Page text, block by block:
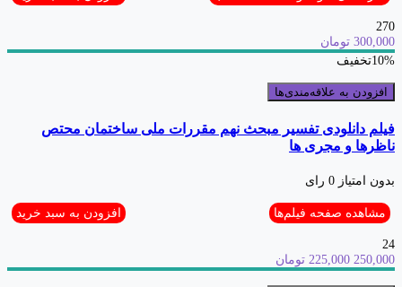
270
300,000 تومان
10%تخفیف
افزودن به علاقه‌مندی‌ها
فیلم دانلودی تفسیر مبحث نهم مقررات ملی ساختمان محتص
ناظرها و مجری ها
بدون امتیاز 0 رای
مشاهده صفحه فیلم‌ها افزودن به سبد خرید
24
250,000 225,000 تومان